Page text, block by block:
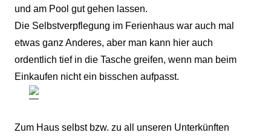
und am Pool gut gehen lassen.
Die Selbstverpflegung im Ferienhaus war auch mal
etwas ganz Anderes, aber man kann hier auch
ordentlich tief in die Tasche greifen, wenn man beim
Einkaufen nicht ein bisschen aufpasst.
Zum Haus selbst bzw. zu all unseren Unterkünften